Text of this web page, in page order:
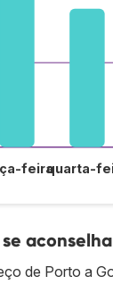
feiraquarta-
de Porto a